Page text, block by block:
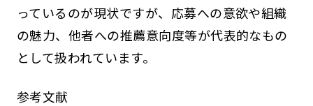
っているのが現状ですが、応募への意欲や組織
の魅力、他者への推薦意向度等が代表的なもの
として扱われています。
参考文献